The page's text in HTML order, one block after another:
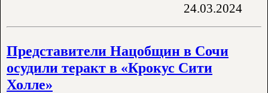
24.03.2024
Представители Нацобщин в Сочи
осудили теракт в «Крокус Сити
Холле»